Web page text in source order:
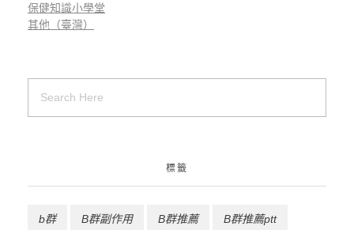
保健知識小學堂
其他（臺灣）
標籤
b群 B群副作用 B群推薦 B群推薦ptt